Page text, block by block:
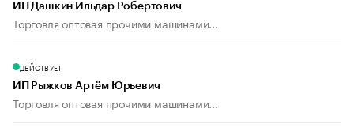
ИП Дашкин Ильдар Робертович
Торговля оптовая прочими машинами...
ДЕЙСТВУЕТ
ИП Рыжков Артём Юрьевич
Торговля оптовая прочими машинами...